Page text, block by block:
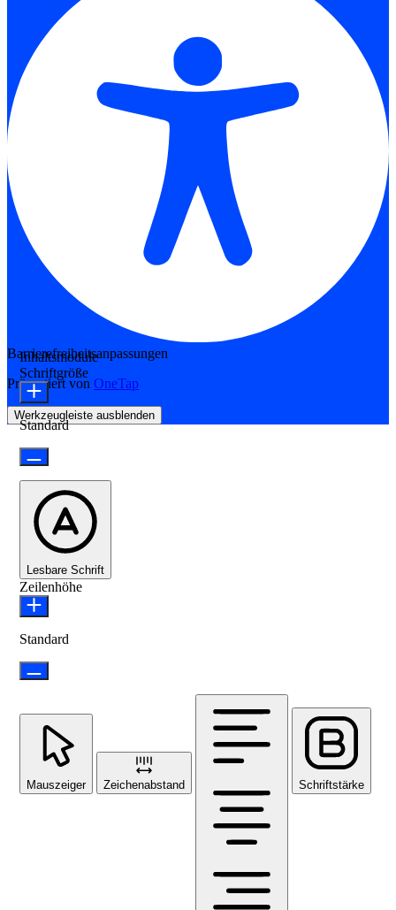
Barrierefreiheitsanpassungen
Präsentiert von OneTap
Werkzeugleiste ausblenden
Inhaltsmodule
Schriftgröße
Standard
Lesbare Schrift
Zeilenhöhe
Standard
Mauszeiger Zeichenabstand Schriftstärke